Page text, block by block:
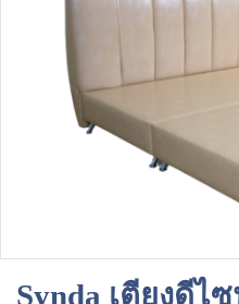
Synda เตียงดีไ